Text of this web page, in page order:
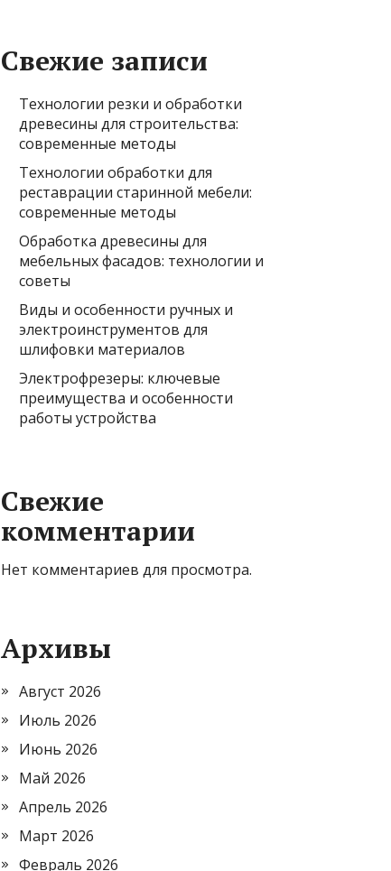
Свежие записи
Технологии резки и обработки
древесины для строительства:
современные методы
Технологии обработки для
реставрации старинной мебели:
современные методы
Обработка древесины для
мебельных фасадов: технологии и
советы
Виды и особенности ручных и
электроинструментов для
шлифовки материалов
Электрофрезеры: ключевые
преимущества и особенности
работы устройства
Свежие
комментарии
Нет комментариев для просмотра.
Архивы
Август 2026
Июль 2026
Июнь 2026
Май 2026
Апрель 2026
Март 2026
Февраль 2026